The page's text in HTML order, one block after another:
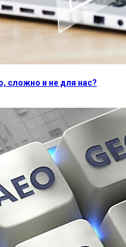
сложно и не для нас?